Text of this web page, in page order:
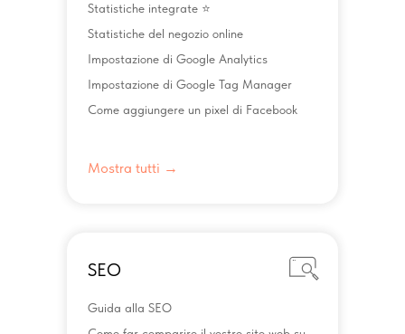
Statistiche integrate ⭐️
Statistiche del negozio online
Impostazione di Google Analytics
Impostazione di Google Tag Manager
Come aggiungere un pixel di Facebook
Mostra tutti →
Guida alla SEO
SEO